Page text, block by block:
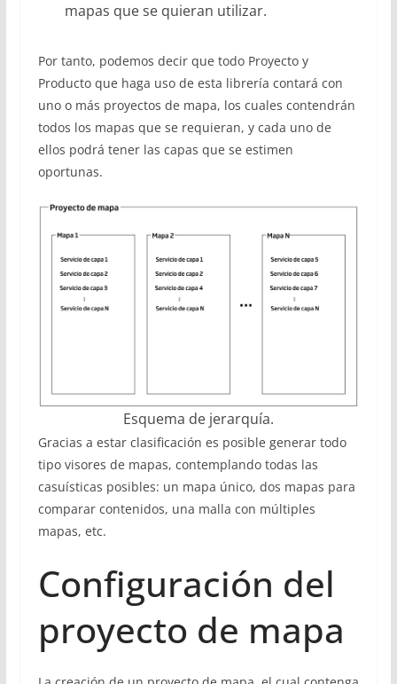
mapas que se quieran utilizar.
Por tanto, podemos decir que todo Proyecto y
Producto que haga uso de esta librería contará con
uno o más proyectos de mapa, los cuales contendrán
todos los mapas que se requieran, y cada uno de
ellos podrá tener las capas que se estimen
oportunas.
Esquema de jerarquía.
Gracias a estar clasificación es posible generar todo
tipo visores de mapas, contemplando todas las
casuísticas posibles: un mapa único, dos mapas para
comparar contenidos, una malla con múltiples
mapas, etc.
Configuración del
proyecto de mapa